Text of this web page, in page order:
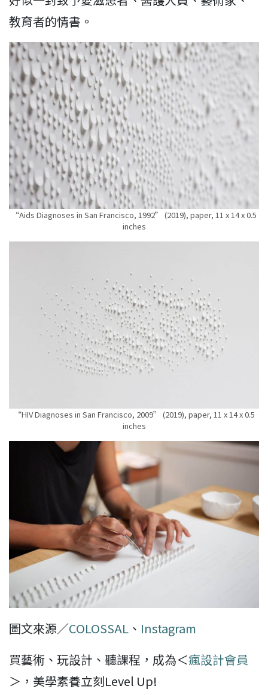
教育者的情書。
“Aids Diagnoses in San Francisco, 1992” (2019), paper, 11 x 14 x 0.5
inches
“HIV Diagnoses in San Francisco, 2009” (2019), paper, 11 x 14 x 0.5
inches
圖文來源／COLOSSAL 、 Instagram
買藝術、玩設計、聽課程，成為＜瘋設計會員
＞，美學素養立刻Level Up!